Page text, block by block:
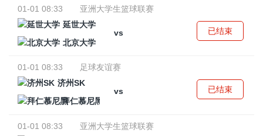
01-01 08:33
亚洲大学生篮球联赛
延世大学
vs
北京大学
已结束
01-01 08:33
足球友谊赛
济州SK
vs
拜仁慕尼黑
已结束
01-01 08:33
亚洲大学生篮球联赛